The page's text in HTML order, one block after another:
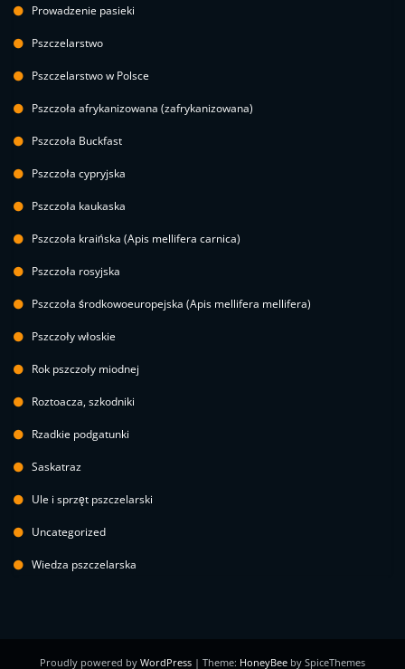
Prowadzenie pasieki
Pszczelarstwo
Pszczelarstwo w Polsce
Pszczoła afrykanizowana (zafrykanizowana)
Pszczoła Buckfast
Pszczoła cypryjska
Pszczoła kaukaska
Pszczoła kraińska (Apis mellifera carnica)
Pszczoła rosyjska
Pszczoła środkowoeuropejska (Apis mellifera mellifera)
Pszczoły włoskie
Rok pszczoły miodnej
Roztoacza, szkodniki
Rzadkie podgatunki
Saskatraz
Ule i sprzęt pszczelarski
Uncategorized
Wiedza pszczelarska
Proudly powered by WordPress | Theme: HoneyBee by SpiceThemes